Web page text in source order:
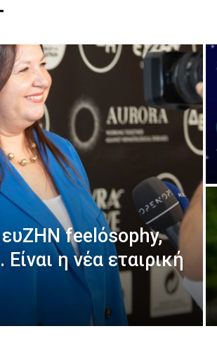
ευΖΗΝ feelόsophy,
η νέα εταιρική